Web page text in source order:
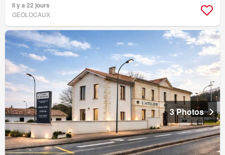
Il y a 22 jours
GEOLOCAUX
3 Photos